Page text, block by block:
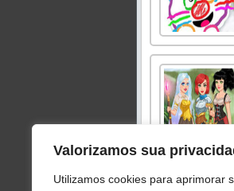
Valorizamos sua
Utilizamos cookies para aprimorar